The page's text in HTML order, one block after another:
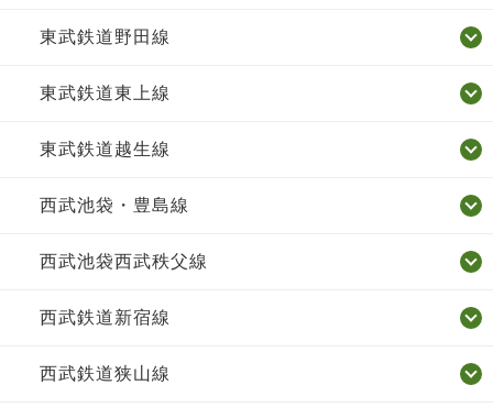
東武鉄道野田線
東武鉄道東上線
東武鉄道越生線
西武池袋・豊島線
西武池袋西武秩父線
西武鉄道新宿線
西武鉄道狭山線